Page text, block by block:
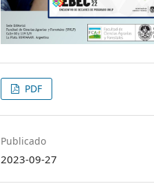
PDF
Publicado
2023-09-27